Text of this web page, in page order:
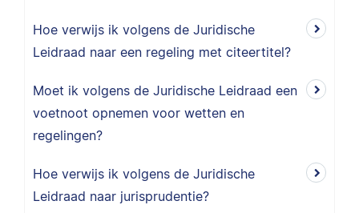
Hoe verwijs ik volgens de Juridische
Leidraad naar een regeling met citeertitel?
Moet ik volgens de Juridische Leidraad een
voetnoot opnemen voor wetten en
regelingen?
Hoe verwijs ik volgens de Juridische
Leidraad naar jurisprudentie?